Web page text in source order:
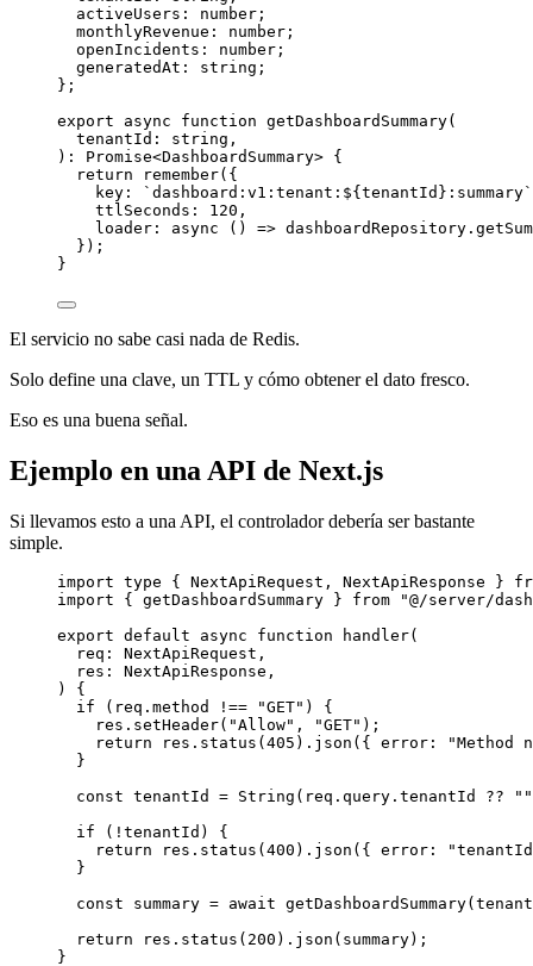
activeUsers : number ;
monthlyRevenue : number ;
openIncidents : number ;
generatedAt : string ;
};
export
async function getDashboardSummary(
tenantId : string ,
) : Promise<DashboardSummary> {
return
remember({
key:
`dashboard:v1:tenant:${ tenantId }:summary`
ttlSeconds: 120 ,
loader : async () => dashboardRepository.
});
}
El servicio no sabe casi nada de Redis.
Solo define una clave, un TTL y cómo obtener el dato fresco.
Eso es una buena señal.
Ejemplo en una API de Next.js
Si llevamos esto a una API, el controlador debería ser bastante
simple.
import type { NextApiRequest, NextApiResponse }
import { getDashboardSummary } from
"@/server/
export default async function handler(
req :
NextApiRequest,
res :
NextApiResponse,
) {
if (req.method !== "GET" ) {
res. setHeader( "Allow" , "GET" );
return res. status (405 ). json ({ error:
"Method
}
const tenantId = String (req.query.tenantId ??
""
if ( ! tenantId) {
return res. status (400 ). json ({ error:
}
const
summary = await getDashboardSummary
return res. status ( 200 ). json (summary);
}